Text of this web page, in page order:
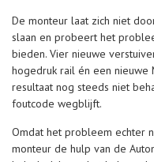
De monteur laat zich niet
slaan en probeert het
bieden. Vier nieuwe
hogedruk rail én een nieuwe
resultaat nog steeds niet
foutcode wegblijft.
Omdat het probleem echter
monteur de hulp van de